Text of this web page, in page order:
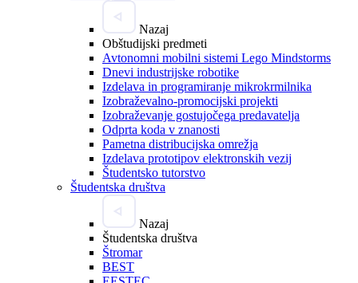
Nazaj
Obštudijski predmeti
Avtonomni mobilni sistemi Lego Mindstorms
Dnevi industrijske robotike
Izdelava in programiranje mikrokrmilnika
Izobraževalno-promocijski projekti
Izobraževanje gostujočega predavatelja
Odprta koda v znanosti
Pametna distribucijska omrežja
Izdelava prototipov elektronskih vezij
Študentsko tutorstvo
Študentska društva
Nazaj
Študentska društva
Štromar
BEST